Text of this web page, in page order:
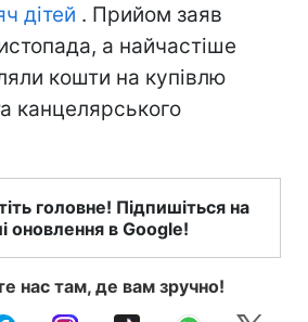
дітей . Прийом заяв
а найчастіше
кошти на купівлю
канцелярського
головне! Підпишіться на
оновлення в Google!
нас там, де вам зручно!